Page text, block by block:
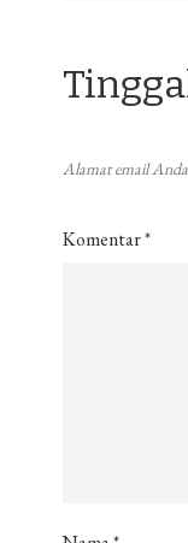
Alamat email
Komentar*